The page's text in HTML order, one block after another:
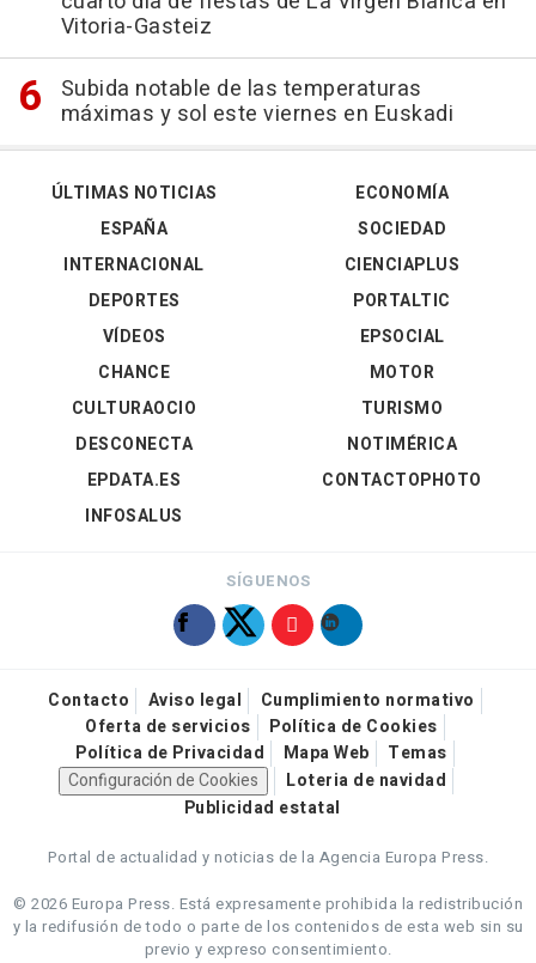
Vitoria-Gasteiz
Subida notable de las temperaturas
máximas y sol este viernes en Euskadi
ÚLTIMAS NOTICIAS
ESPAÑA
INTERNACIONAL
DEPORTES
VÍDEOS
ECONOMÍA
SOCIEDAD
CIENCIAPLUS
PORTALTIC
EPSOCIAL
CHANCE
CULTURAOCIO
DESCONECTA
EPDATA.ES
INFOSALUS
MOTOR
TURISMO
NOTIMÉRICA
CONTACTOPHOTO
SÍGUENOS
Contacto Aviso legal
Cumplimiento normativo
Oferta de servicios
Política de Cookies
Política de Privacidad
Mapa Web
Temas
Configuración de Cookies
Loteria de navidad
Publicidad estatal
Portal de actualidad y noticias de la Agencia Europa Press.
© 2026 Europa Press. Está expresamente prohibida la redistribución
y la redifusión de todo o parte de los contenidos de esta web sin su
previo y expreso consentimiento.